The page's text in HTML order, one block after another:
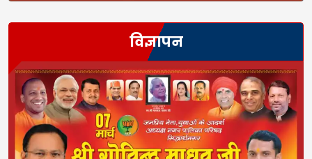
विज्ञापन